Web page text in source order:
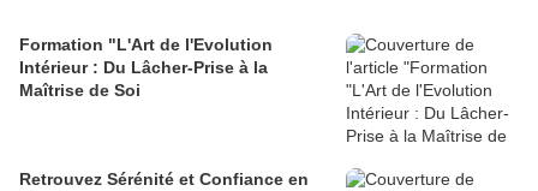
Formation "L'Art de l'Evolution
Intérieur : Du Lâcher-Prise à la
Maîtrise de Soi
Retrouvez Sérénité et Confiance en